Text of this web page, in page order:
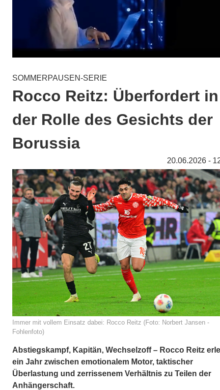
SOMMERPAUSEN-SERIE
Rocco Reitz: Überfordert in
der Rolle des Gesichts der
Borussia
20.06.2026 -
Immer mit vollem Einsatz dabei: Rocco Reitz (Foto: Norbert Jansen -
Fohlenfoto)
Abstiegskampf, Kapitän, Wechselzoff – Rocco Reitz
ein Jahr zwischen emotionalem Motor, taktischer
Überlastung und zerrissenem Verhältnis zu Teilen der
Anhängerschaft.